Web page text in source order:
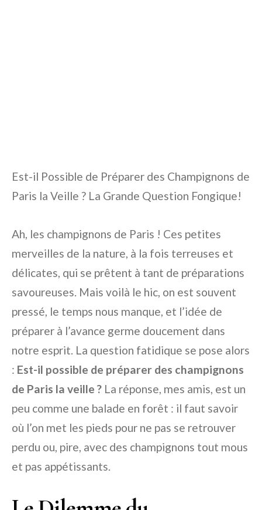
Est-il Possible de Préparer des Champignons de
Paris la Veille ? La Grande Question Fongique!
Ah, les champignons de Paris ! Ces petites
merveilles de la nature, à la fois terreuses et
délicates, qui se prêtent à tant de préparations
savoureuses. Mais voilà le hic, on est souvent
pressé, le temps nous manque, et l’idée de
préparer à l’avance germe doucement dans
notre esprit. La question fatidique se pose alors
: Est-il possible de préparer des champignons
de Paris la veille ? La réponse, mes amis, est un
peu comme une balade en forêt : il faut savoir
où l’on met les pieds pour ne pas se retrouver
perdu ou, pire, avec des champignons tout mous
et pas appétissants.